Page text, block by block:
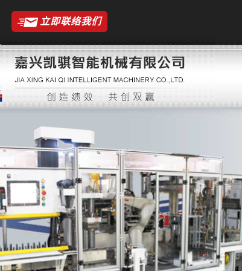
立即联络我们